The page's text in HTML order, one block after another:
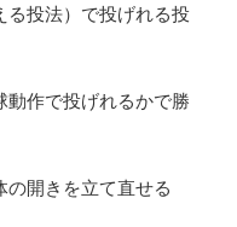
る投法）で投げれる投
作で投げれるかで勝
開きを立て直せる